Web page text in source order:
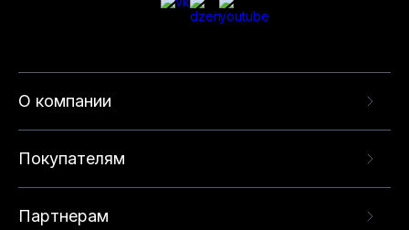
О компании
Покупателям
Партнерам